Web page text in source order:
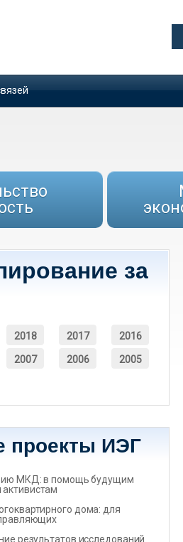
за
2018 2017 2016
2007 2006 2005
проекты ИЭГ
МКД: в помощь будущим
дома: для
результатов исследований